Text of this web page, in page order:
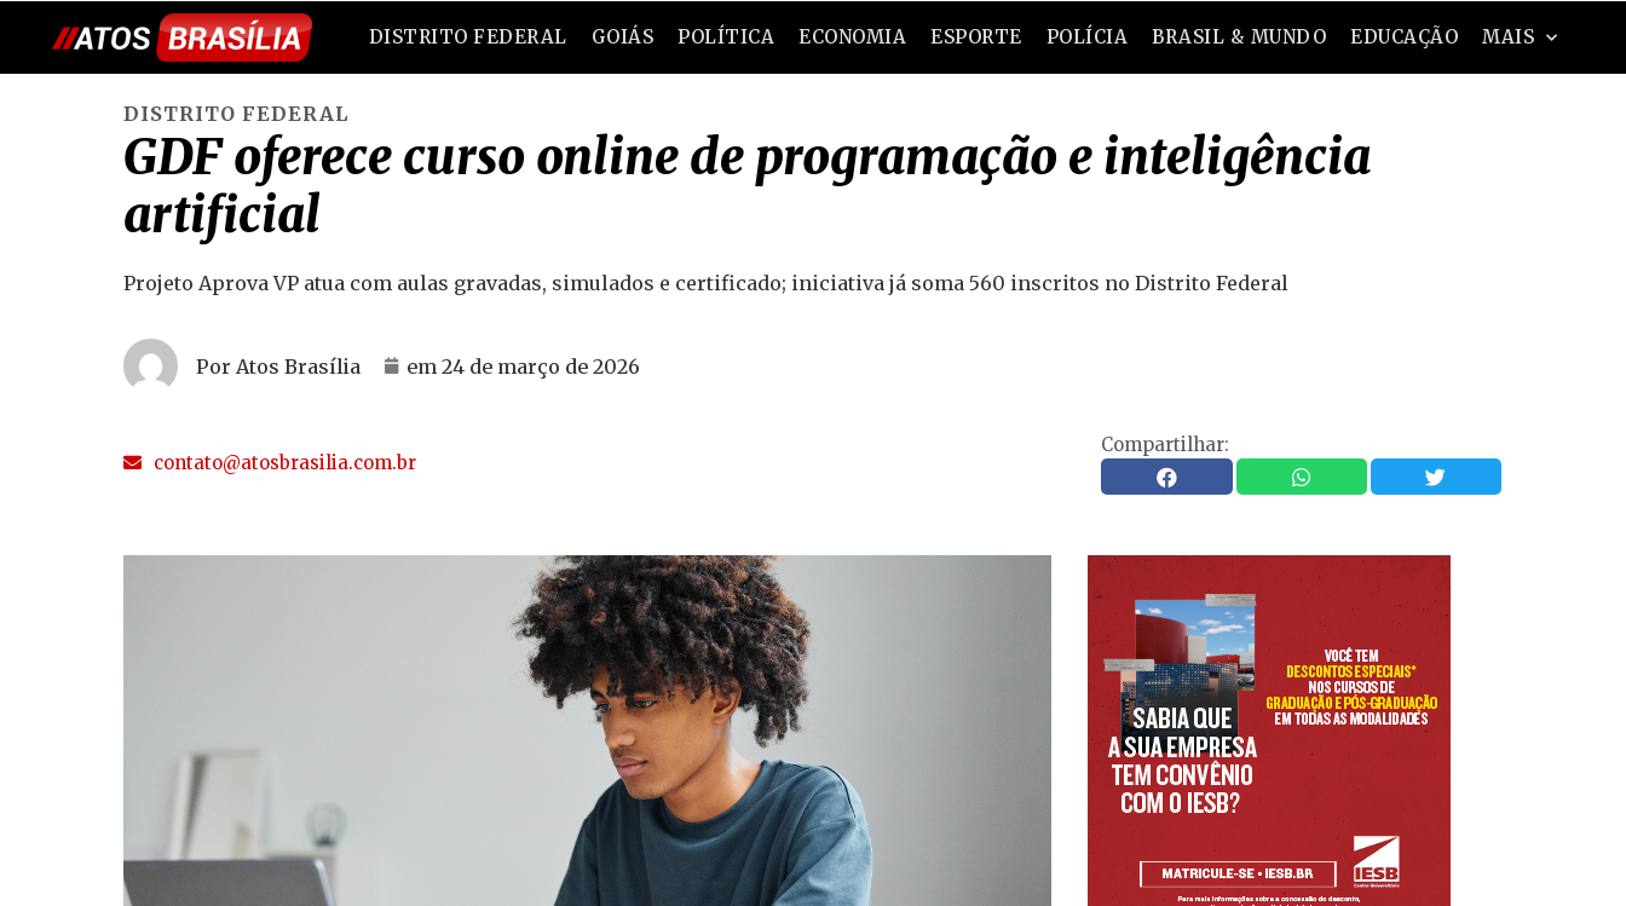
DISTRITO FEDERAL GOIÁS POLÍTICA ECONOMIA ESPORTE POLÍCIA BRASIL & MUNDO EDUCAÇÃO MAIS
DISTRITO FEDERAL
GDF oferece curso online de programação e inteligência
artificial
Projeto Aprova VP atua com aulas gravadas, simulados e certificado; iniciativa já soma 560 inscritos no Distrito Federal
Por Atos Brasília em 24 de março de 2026
contato@atosbrasilia.com.br
Compartilhar: